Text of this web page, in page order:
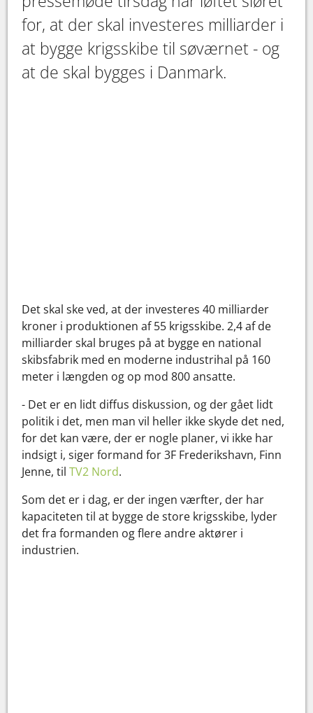
for, at der skal investeres milliarder i
at bygge krigsskibe til søværnet - og
at de skal bygges i Danmark.
Det skal ske ved, at der investeres 40 milliarder
kroner i produktionen af 55 krigsskibe. 2,4 af de
milliarder skal bruges på at bygge en national
skibsfabrik med en moderne industrihal på 160
meter i længden og op mod 800 ansatte.
- Det er en lidt diffus diskussion, og der gået lidt
politik i det, men man vil heller ikke skyde det ned,
for det kan være, der er nogle planer, vi ikke har
indsigt i, siger formand for 3F Frederikshavn, Finn
Jenne, tilTV2 Nord.
Som det er i dag, er der ingen værfter, der har
kapaciteten til at bygge de store krigsskibe, lyder
det fra formanden og flere andre aktører i
industrien.